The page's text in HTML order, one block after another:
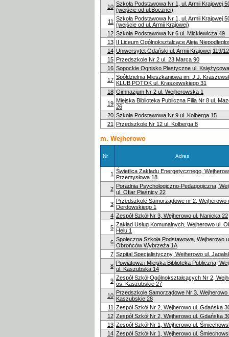
10 Szkoła Podstawowa Nr 1, ul. Armii Krajowej
(wejście od ul.Bocznej)
11
Szkoła Podstawowa Nr 1, ul. Armii Krajowej
(wejście od ul. Armii Krajowej)
12 Szkoła Podstawowa Nr 6 ul. Mickiewicza 49
13
II Liceum Ogólnokształcące Aleja
14 Uniwersytet Gdański ul. Armii Krajowej 119/
15 Przedszkole Nr 2 ul. 23 Marca 90
16 Sopockie Ognisko Plastyczne ul.
17 Spółdzielnia Mieszkaniowa im. J.J.
KLUB POTOK ul. Kraszewskiego 31
18 Gimnazjum Nr 2 ul. Wejherowska 1
19 Miejska Biblioteka Publiczna Filia Nr 8 ul.
26
20 Szkoła Podstawowa Nr 9 ul. Kolberga 15
21
Przedszkole Nr 12 ul. Kolberga 8
m. Wejherowo
Nr Adres
1 Świetlica Zakładu Energetycznego,
Przemysłowa 18
2 Poradnia Psychologiczno-Pedagogiczna,
ul. Ofiar Piaśnicy 22
3 Przedszkole Samorządowe nr 2, Wejherowo
Derdowskiego 1
4 Zespół Szkół Nr 3, Wejherowo ul. Nanicka 22
5 Zakład Usług Komunalnych, Wejherowo ul.
Helu 1
6 Społeczna Szkoła Podstawowa, Wejherowo
Obrońców Wybrzeża 1A
7 Szpital Specjalistyczny, Wejherowo ul.
8 Powiatowa i Miejska Biblioteka Publiczna,
ul. Kaszubska 14
9 Zespół Szkół Ogólnokształcących Nr 2,
os. Kaszubskie 27
10 Przedszkole Samorządowe Nr 3, Wejherowo
Kaszubskie 28
11 Zespół Szkół Nr 2, Wejherowo ul. Gdańska
12 Zespół Szkół Nr 2, Wejherowo ul. Gdańska
13 Zespół Szkół Nr 1, Wejherowo ul.
14 Zespół Szkół Nr 1, Wejherowo ul.